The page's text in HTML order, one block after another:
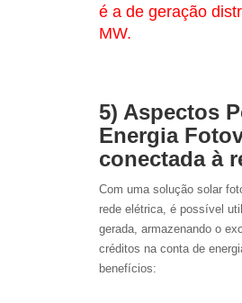
é a de geração
MW.
5) Aspectos
Energia
conectada à
Com uma solução solar
rede elétrica, é possível
gerada, armazenando o
créditos na conta de
benefícios: